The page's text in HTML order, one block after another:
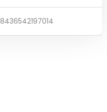
8436542197014